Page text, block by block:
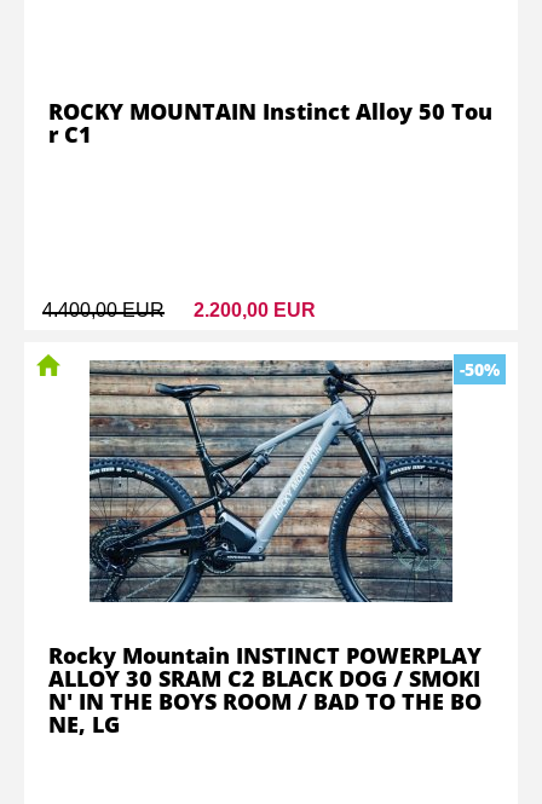
4.400,00 EUR 2.200,00 EUR
ROCKY MOUNTAIN Instinct Alloy 50 Tou
r C1
-50%
Rocky Mountain INSTINCT POWERPLAY
ALLOY 30 SRAM C2 BLACK DOG / SMOKI
N' IN THE BOYS ROOM / BAD TO THE BO
NE, LG